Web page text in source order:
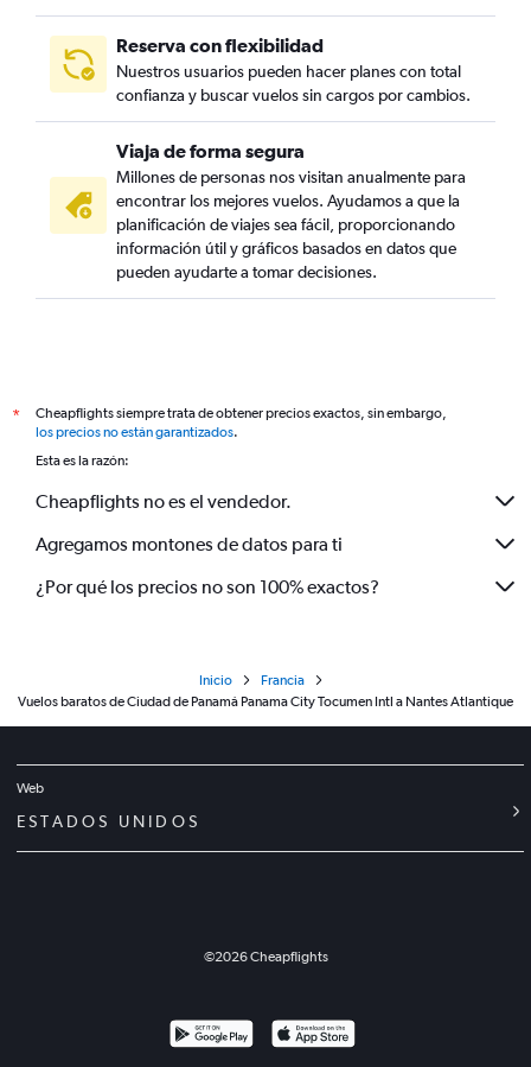
Reserva con flexibilidad
Nuestros usuarios pueden hacer planes con total
confianza y buscar vuelos sin cargos por cambios.
Viaja de forma segura
Millones de personas nos visitan anualmente para
encontrar los mejores vuelos. Ayudamos a que la
planificación de viajes sea fácil, proporcionando
información útil y gráficos basados en datos que
pueden ayudarte a tomar decisiones.
*
Cheapflights siempre trata de obtener precios exactos, sin embargo,
los precios no están garantizados.
Esta es la razón:
Cheapflights no es el vendedor.
Agregamos montones de datos para ti
¿Por qué los precios no son 100% exactos?
Inicio
Francia
Vuelos baratos de Ciudad de Panamá Panama City Tocumen Intl a Nantes Atlantique
Web
ESTADOS UNIDOS
©2026Cheapflights